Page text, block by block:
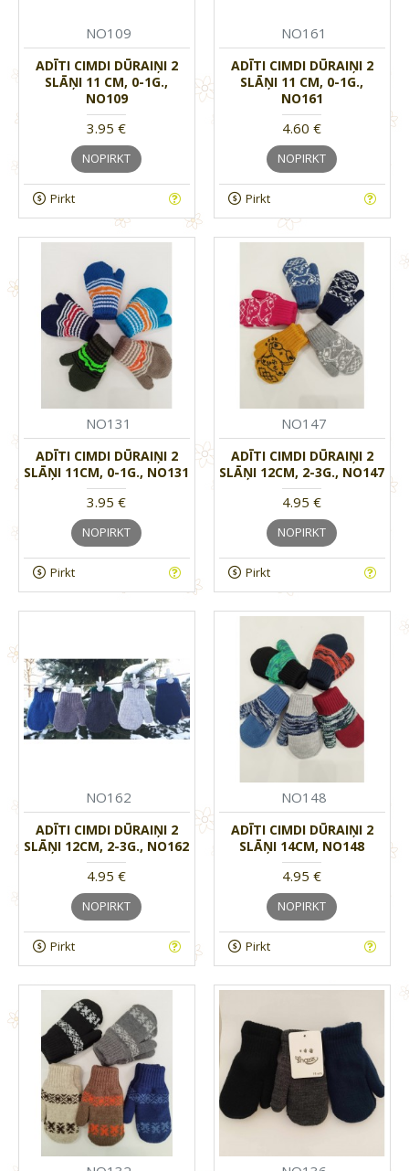
NO109
ADĪTI CIMDI DŪRAIŅI 2
SLĀŅI 11 CM, 0-1G.,
NO109
3.95 €
NOPIRKT
Pirkt
NO161
ADĪTI CIMDI DŪRAIŅI 2
SLĀŅI 11 CM, 0-1G.,
NO161
4.60 €
NOPIRKT
Pirkt
NO131
ADĪTI CIMDI DŪRAIŅI 2
SLĀŅI 11CM, 0-1G., NO131
3.95 €
NOPIRKT
Pirkt
NO147
ADĪTI CIMDI DŪRAIŅI 2
SLĀŅI 12CM, 2-3G., NO147
4.95 €
NOPIRKT
Pirkt
NO162
ADĪTI CIMDI DŪRAIŅI 2
SLĀŅI 12CM, 2-3G., NO162
4.95 €
NOPIRKT
Pirkt
NO148
ADĪTI CIMDI DŪRAIŅI 2
SLĀŅI 14CM, NO148
4.95 €
NOPIRKT
Pirkt